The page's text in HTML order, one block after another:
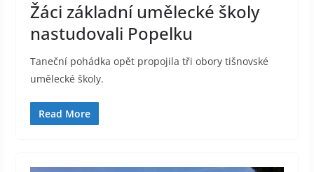
Žáci základní umělecké školy
nastudovali Popelku
Taneční pohádka opět propojila tři obory tišnovské
umělecké školy.
Read More